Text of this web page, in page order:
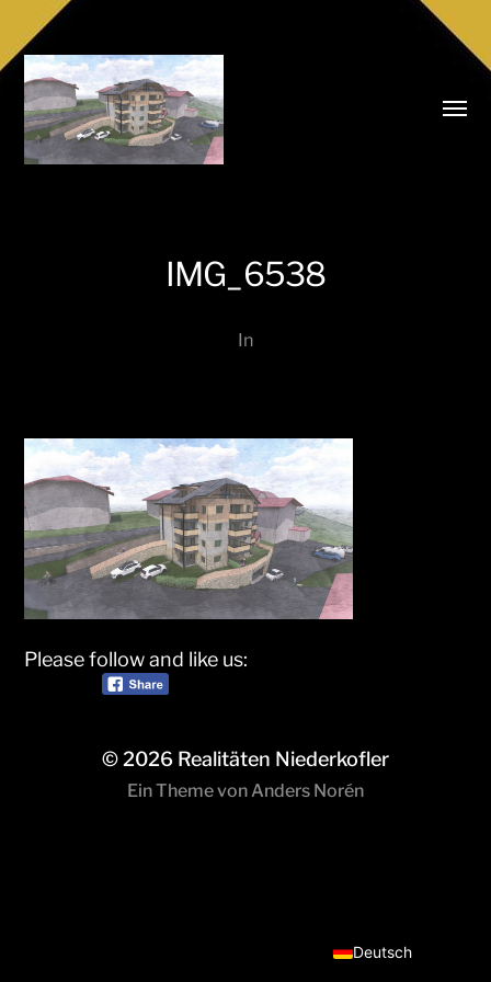
Niederkofler
Menü
IMG_6538
In
Please follow and like us:
© 2026 Realitäten Niederkofler
Ein Theme vonAnders Norén
Deutsch